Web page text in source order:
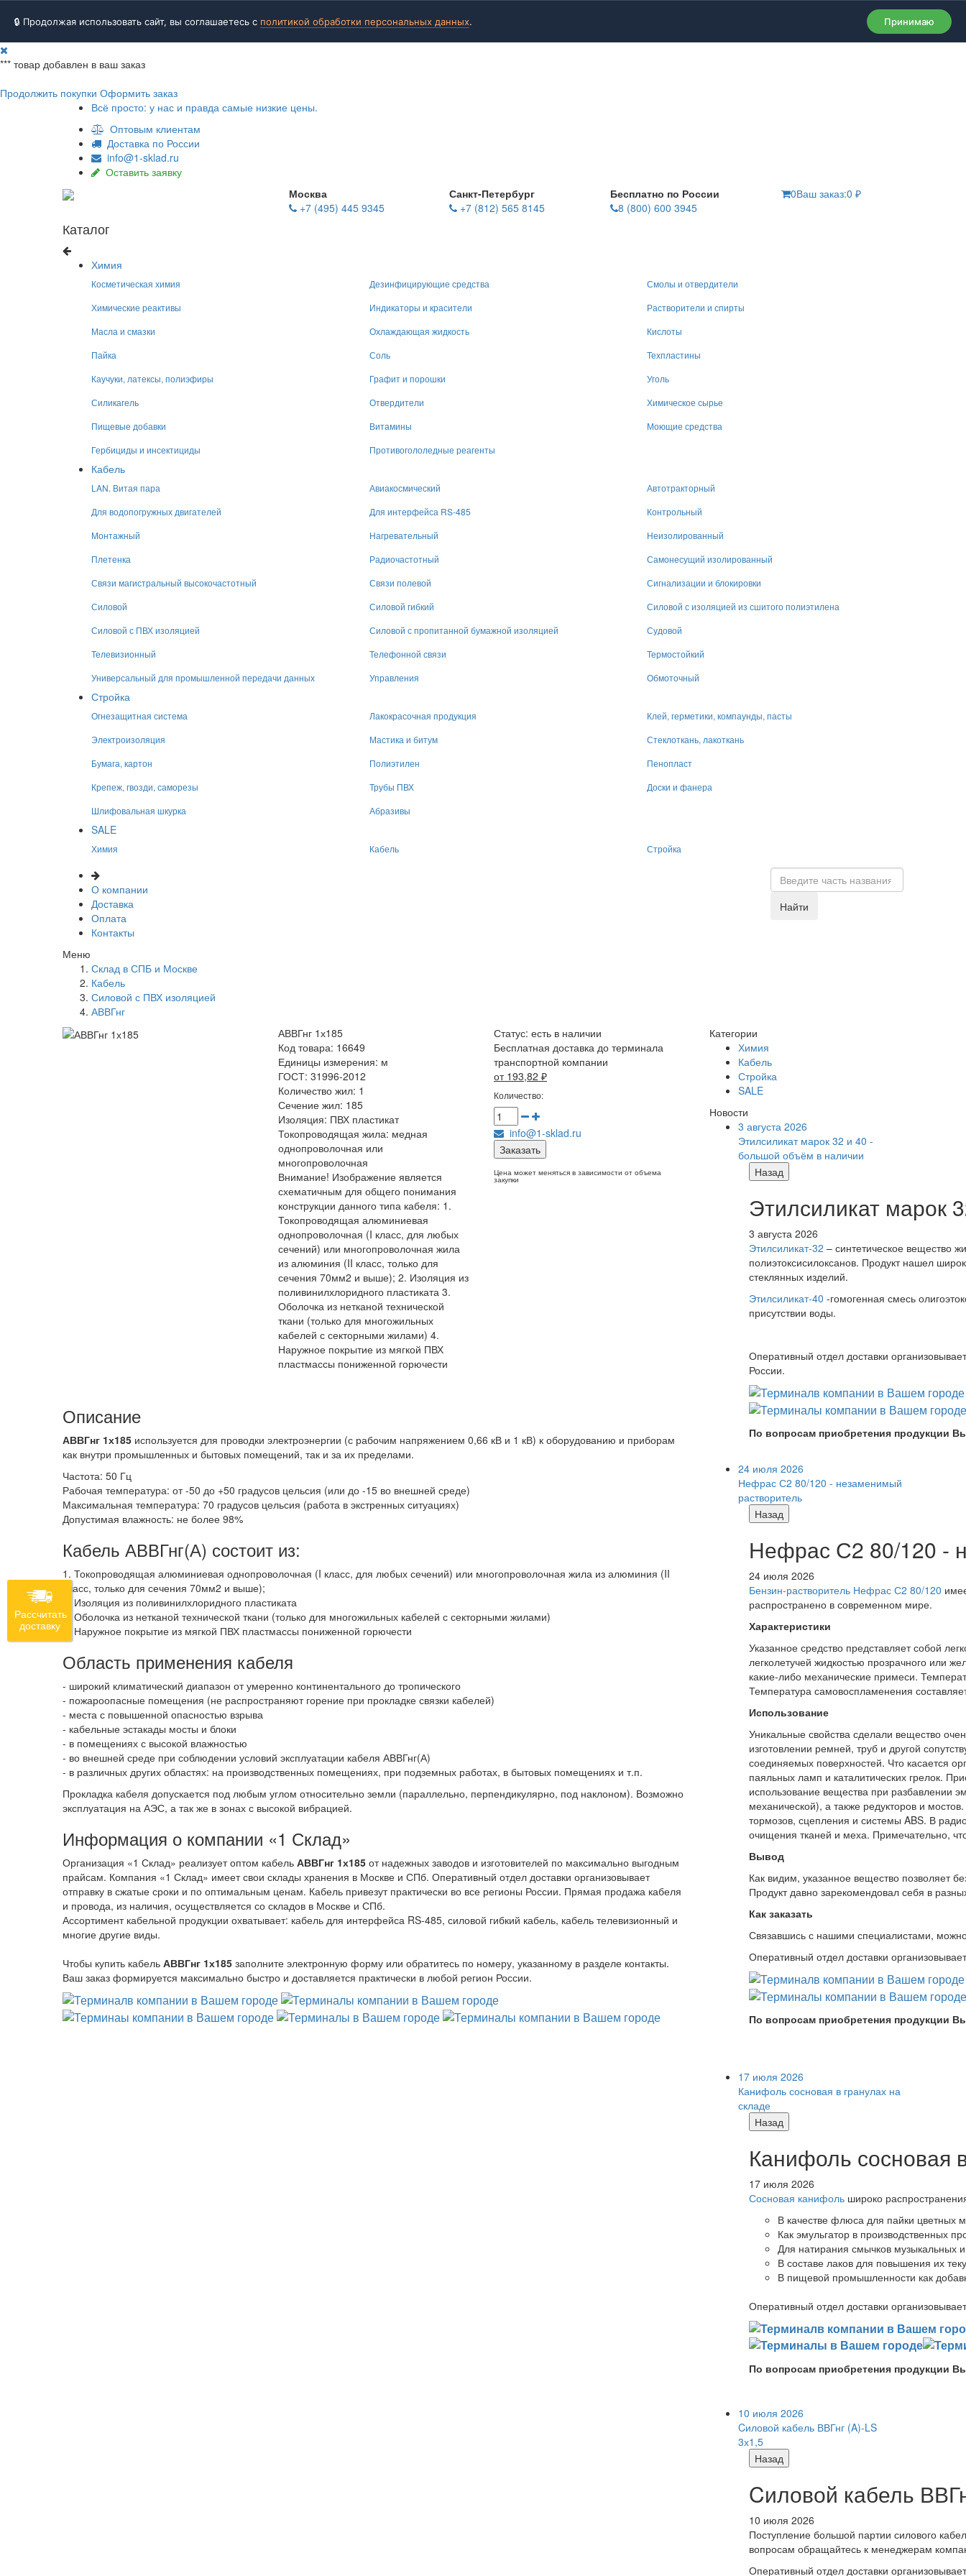
🔒 Продолжая использовать сайт, вы соглашаетесь с политикой обработки персональных данных. Принимаю
*** товар добавлен в ваш заказ
Продолжить покупки Оформить заказ
Всё просто: у нас и правда самые низкие цены.
Оптовым клиентам
Доставка по России
info@1-sklad.ru
Оставить заявку
Москва
+7 (495) 445 9345
Санкт-Петербург
+7 (812) 565 8145
Бесплатно по России
8 (800) 600 3945
0Ваш заказ:0 ₽
Каталог
Химия
Косметическая химия Дезинфицирующие средства
Смолы и отвердители
Химические реактивы
Индикаторы и красители
Растворители и спирты
Масла и смазки
Охлаждающая жидкость
Кислоты
Пайка
Соль
Техпластины
Каучуки, латексы, полиэфиры
Графит и порошки
Уголь
Силикагель
Отвердители
Химическое сырье
Пищевые добавки
Витамины
Моющие средства
Гербициды и инсектициды
Противогололедные реагенты
Кабель
LAN. Витая пара Авиакосмический
Автотракторный
Для водопогружных двигателей
Для интерфейса RS-485
Контрольный
Монтажный
Нагревательный
Неизолированный
Плетенка
Радиочастотный
Самонесущий изолированный
Связи магистральный высокочастотный
Связи полевой
Сигнализации и блокировки
Силовой
Силовой гибкий
Силовой с изоляцией из сшитого полиэтилена
Силовой с ПВХ изоляцией
Силовой с пропитанной бумажной изоляцией
Судовой
Телевизионный
Телефонной связи
Термостойкий
Универсальный для промышленной передачи данных
Управления Обмоточный
Стройка
Огнезащитная система Лакокрасочная продукция
Клей, герметики, компаунды, пасты
Электроизоляция
Мастика и битум
Стеклоткань, лакоткань
Бумага, картон
Полиэтилен
Пенопласт
Крепеж, гвозди, саморезы
Трубы ПВХ
Доски и фанера
Шлифовальная шкурка
Абразивы
SALE
Химия Кабель Стройка
О компании
Доставка
Оплата
Контакты
Найти
Меню
Склад в СПБ и Москве
Кабель
Силовой с ПВХ изоляцией
АВВГнг
АВВГнг 1х185
Код товара: 16649
Единицы измерения: м
ГОСТ: 31996-2012
Количество жил: 1
Сечение жил: 185
Изоляция: ПВХ пластикат
Токопроводящая жила: медная
однопроволочная или
многопроволочная
Внимание! Изображение является
схематичным для общего понимания
конструкции данного типа кабеля: 1.
Токопроводящая алюминиевая
однопроволочная (I класс, для любых
сечений) или многопроволочная жила
из алюминия (II класс, только для
сечения 70мм2 и выше); 2. Изоляция из
поливинилхлоридного пластиката 3.
Оболочка из нетканой технической
ткани (только для многожильных
кабелей с секторными жилами) 4.
Наружное покрытие из мягкой ПВХ
пластмассы пониженной горючести
Статус: есть в наличии
Бесплатная доставка до терминала
транспортной компании
от 193,82 ₽
Количество:
info@1-sklad.ru
Заказать
Цена может меняться в зависимости от объема
закупки
Описание
АВВГнг 1х185 используется для проводки электроэнергии (с рабочим напряжением 0,66 кВ и 1 кВ) к оборудованию и приборам
как внутри промышленных и бытовых помещений, так и за их пределами.
Частота: 50 Гц
Рабочая температура: от -50 до +50 градусов цельсия (или до -15 во внешней среде)
Максимальная температура: 70 градусов цельсия (работа в экстренных ситуациях)
Допустимая влажность: не более 98%
Кабель АВВГнг(А) состоит из:
1. Токопроводящая алюминиевая однопроволочная (I класс, для любых сечений) или многопроволочная жила из алюминия (II
класс, только для сечения 70мм2 и выше);
2. Изоляция из поливинилхлоридного пластиката
3. Оболочка из нетканой технической ткани (только для многожильных кабелей с секторными жилами)
4. Наружное покрытие из мягкой ПВХ пластмассы пониженной горючести
Область применения кабеля
- широкий климатический диапазон от умеренно континентального до тропического
- пожароопасные помещения (не распространяют горение при прокладке связки кабелей)
- места с повышенной опасностью взрыва
- кабельные эстакады мосты и блоки
- в помещениях с высокой влажностью
- во внешней среде при соблюдении условий эксплуатации кабеля АВВГнг(А)
- в различных других областях: на производственных помещениях, при подземных работах, в бытовых помещениях и т.п.
Прокладка кабеля допускается под любым углом относительно земли (параллельно, перпендикулярно, под наклоном). Возможно
эксплуатация на АЭС, а так же в зонах с высокой вибрацией.
Информация о компании «1 Склад»
Организация «1 Склад» реализует оптом кабель АВВГнг 1х185 от надежных заводов и изготовителей по максимально выгодным
прайсам. Компания «1 Склад» имеет свои склады хранения в Москве и СПб. Оперативный отдел доставки организовывает
отправку в сжатые сроки и по оптимальным ценам. Кабель привезут практически во все регионы России. Прямая продажа кабеля
и провода, из наличия, осуществляется со складов в Москве и СПб.
Ассортимент кабельной продукции охватывает: кабель для интерфейса RS-485, силовой гибкий кабель, кабель телевизионный и
многие другие виды.
Чтобы купить кабель АВВГнг 1х185 заполните электронную форму или обратитесь по номеру, указанному в разделе контакты.
Ваш заказ формируется максимально быстро и доставляется практически в любой регион России.
Категории
Химия
Кабель
Стройка
SALE
Новости
3 августа 2026
Этилсиликат марок 32 и 40 -
большой объём в наличии
Назад
Этилсиликат марок
3 августа 2026
Этилсиликат-32 – синтетическое вещество
полиэтоксисилоксанов. Продукт нашел
стеклянных изделий.
Этилсиликат-40 -гомогенная смесь
присутствии воды.
Оперативный отдел доставки
России.
По вопросам приобретения продукции
24 июля 2026
Нефрас С2 80/120 - незаменимый
растворитель
Назад
Нефрас С2 80/120 -
24 июля 2026
Бензин-растворитель Нефрас С2 80/120
распространено в современном мире.
Характеристики
Указанное средство представляет собой
легколетучей жидкостью прозрачного или
какие-либо механические примеси.
Температура самовоспламенения
Использование
Уникальные свойства сделали вещество
изготовлении ремней, труб и другой
соединяемых поверхностей. Что касается
паяльных ламп и каталитических грелок.
использование вещества при разбавлении
механической), а также редукторов и
тормозов, сцепления и системы ABS. В
очищения тканей и меха. Примечательно,
Вывод
Как видим, указанное вещество позволяет
Продукт давно зарекомендовал себя в
Как заказать
Связавшись с нашими специалистами,
Оперативный отдел доставки
По вопросам приобретения продукции
17 июля 2026
Канифоль сосновая в гранулах на
складе
Назад
Канифоль сосновая
17 июля 2026
Сосновая канифоль широко
В качестве флюса для пайки цветных
Как эмульгатор в производственных
Для натирания смычков музыкальных
В составе лаков для повышения их
В пищевой промышленности как
Оперативный отдел доставки
По вопросам приобретения продукции
10 июля 2026
Cиловой кабель ВВГнг (A)-LS
3х1,5
Назад
Cиловой кабель
10 июля 2026
Поступление большой партии силового
вопросам обращайтесь к менеджерам
Оперативный отдел доставки
Рассчитать
доставку